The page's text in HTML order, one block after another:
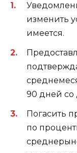
изменить
имеется.
90 дней со
Погасить
по